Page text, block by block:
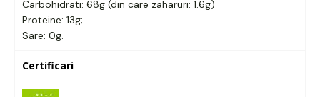
Carbohidrati: 68g (din care zaharuri: 1.6g)
Proteine: 13g;
Sare: 0g.
Certificari